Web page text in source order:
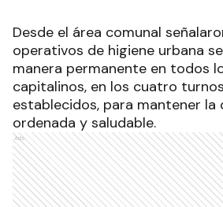
Desde el área comunal
operativos de higiene urbana
manera permanente en todos
capitalinos, en los cuatro
establecidos, para mantener la
ordenada y saludable.
Ads